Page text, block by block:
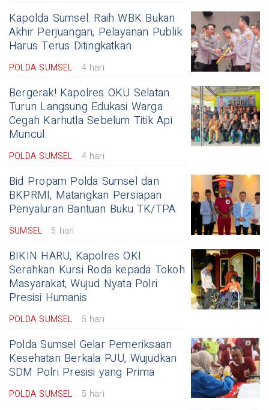
Kapolda Sumsel: Raih WBK Bukan
Akhir Perjuangan, Pelayanan Publik
Harus Terus Ditingkatkan
POLDA SUMSEL 4 hari
Bergerak! Kapolres OKU Selatan
Turun Langsung Edukasi Warga
Cegah Karhutla Sebelum Titik Api
Muncul
POLDA SUMSEL 4 hari
Bid Propam Polda Sumsel dan
BKPRMI, Matangkan Persiapan
Penyaluran Bantuan Buku TK/TPA
SUMSEL 5 hari
BIKIN HARU, Kapolres OKI
Serahkan Kursi Roda kepada Tokoh
Masyarakat, Wujud Nyata Polri
Presisi Humanis
POLDA SUMSEL 5 hari
Polda Sumsel Gelar Pemeriksaan
Kesehatan Berkala PJU, Wujudkan
SDM Polri Presisi yang Prima
POLDA SUMSEL 5 hari